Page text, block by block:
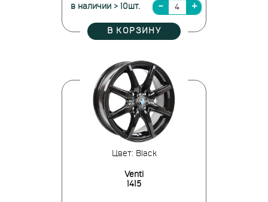
в наличии > 10шт.
В КОРЗИНУ
Цвет: Black
Venti
1415